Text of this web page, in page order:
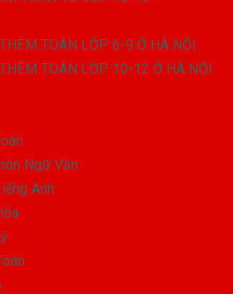
TOÁN LỚP 6-9 Ở HÀ NỘI
TOÁN LỚP 10-12 Ở HÀ NỘI
Ngữ Văn
Anh